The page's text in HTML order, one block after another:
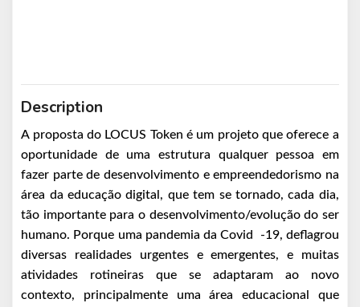
Description
A proposta do LOCUS Token é um projeto que oferece a
oportunidade de uma estrutura qualquer pessoa em
fazer parte de desenvolvimento e empreendedorismo na
área da educação digital, que tem se tornado, cada dia,
tão importante para o desenvolvimento/evolução do ser
humano. Porque uma pandemia da Covid -19, deflagrou
diversas realidades urgentes e emergentes, e muitas
atividades rotineiras que se adaptaram ao novo
contexto, principalmente uma área educacional que